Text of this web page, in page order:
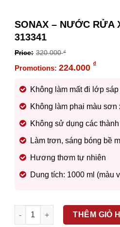
SONAX – NƯỚC RỬA
313341
320.000₫
Original
was:
320.000 ₫.
224.000 ₫
price
is:
224.000 ₫.
Không làm mất đi lớp
Không làm phai màu sơn
Không sử dụng các
Làm trơn, sáng bóng bề
Hương thơm tự nhiên
Dung tích: 1000 ml (màu
SONAX – NƯỚC RỬA XE
THÊM GIỎ